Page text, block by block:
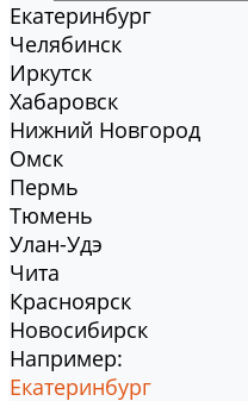
Екатеринбург
Челябинск
Иркутск
Хабаровск
Нижний Новгород
Омск
Пермь
Тюмень
Улан-Удэ
Чита
Красноярск
Новосибирск
Например:
Екатеринбург